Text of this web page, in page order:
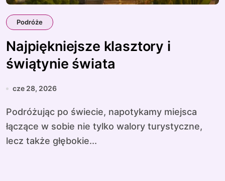
Podróże
Najpiękniejsze klasztory i
świątynie świata
cze 28, 2026
Podróżując po świecie, napotykamy miejsca
łączące w sobie nie tylko walory turystyczne,
lecz także głębokie...